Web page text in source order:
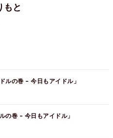
もと
ルの巻 – 今日もアイドル」
の巻 – 今日もアイドル」